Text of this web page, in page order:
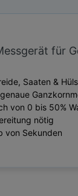
für
Saaten &
von 0 bis 50%
nötig
von Sekunden